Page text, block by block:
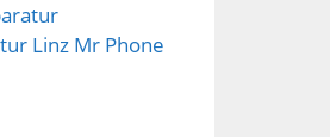
Linz Mr Phone